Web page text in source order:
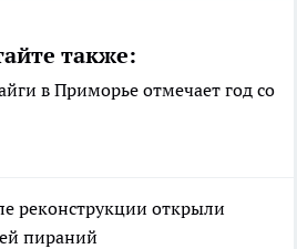
также:
в Приморье отмечает год со
реконструкции открыли
пираний